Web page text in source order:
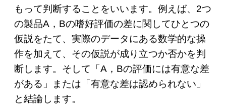
もって判断することをいいます。例えば、2つ
の製品A，Bの嗜好評価の差に関してひとつの
仮説をたて、実際のデータにある数学的な操
作を加えて、その仮説が成り立つか否かを判
断します。そして「A，Bの評価には有意な差
がある」または「有意な差は認められない」
と結論します。